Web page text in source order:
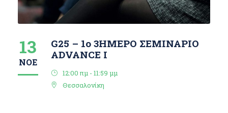
13
ΝΟΈ
G25 – 1o 3ΗΜΕΡΟ ΣΕΜΙΝΑΡΙΟ
ΑDVANCE I
12:00 πμ - 11:59 μμ
Θεσσαλονίκη